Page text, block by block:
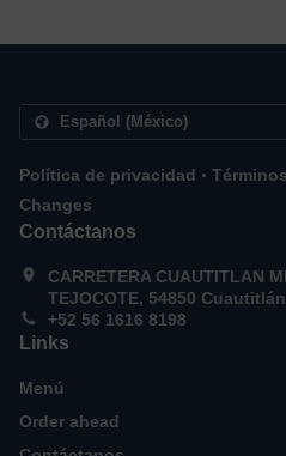
Política de privacidad .
Changes
Contáctanos
CARRETERA CUAUTITLAN
TEJOCOTE, 54850
+52 56 1616 8198
Links
Menú
Order ahead